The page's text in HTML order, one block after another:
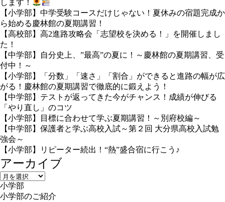
します！
【小学部】中学受験コースだけじゃない！夏休みの宿題完成か
ら始める慶林館の夏期講習！
【高校部】高2進路攻略会「志望校を決める！」を開催しまし
た！
【中学部】自分史上、”最高”の夏に！～慶林館の夏期講習、受
付中！～
【小学部】「分数」「速さ」「割合」ができると進路の幅が広
がる！慶林館の夏期講習で徹底的に鍛えよう！
【中学部】テストが返ってきた今がチャンス！成績が伸びる
「やり直し」のコツ
【小学部】目標に合わせて学ぶ夏期講習！～別府校編～
【中学部】保護者と学ぶ高校入試～第２回 大分県高校入試勉
強会～
【小学部】リピーター続出！“熱”盛合宿に行こう♪
アーカイブ
ア
ー
カ
小学部
小学部のご紹介